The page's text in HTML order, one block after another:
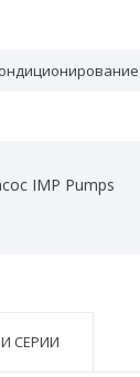
IMP Pumps
СЕРИИ